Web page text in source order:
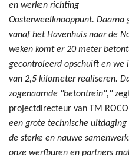
en werken richting
Oosterweelknooppunt.
vanaf het Havenhuis naar de
weken komt er 20 meter
gecontroleerd opschuift en
van 2,5 kilometer realiseren.
zogenaamde "betontrein","
projectdirecteur van TM
een grote technische
de sterke en nauwe
onze werfburen en partners